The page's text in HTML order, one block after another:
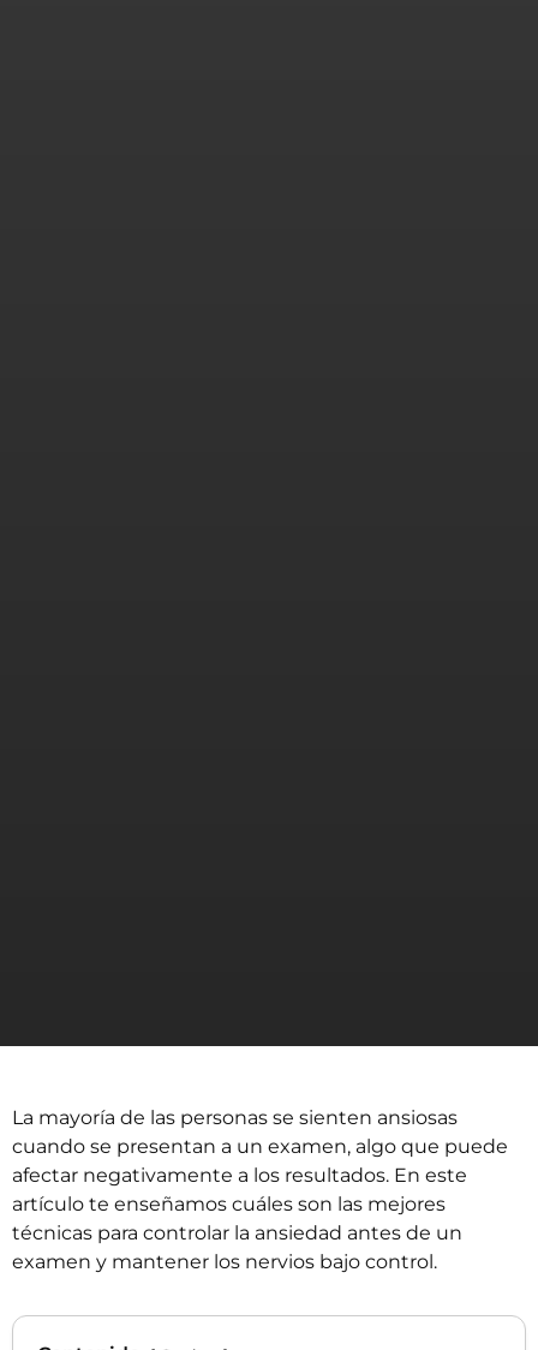
La mayoría de las personas se sienten ansiosas
cuando se presentan a un examen, algo que puede
afectar negativamente a los resultados. En este
artículo te enseñamos cuáles son las mejores
técnicas para controlar la ansiedad antes de un
examen y mantener los nervios bajo control.